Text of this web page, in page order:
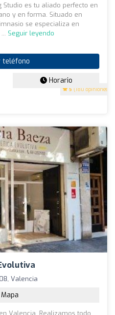
5 (180 opiniones)
Studio es tu aliado perfecto en
y en forma. Situado en
se especializa en
Seguir leyendo
teléfono
Horario
Valencia
Mapa
Valencia. Realizamos todo